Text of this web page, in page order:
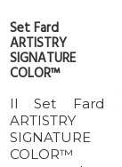
Set Fard
ARTISTRY
SIGNATURE
COLOR™
Il Set Fard
ARTISTRY
SIGNATURE
COLOR™